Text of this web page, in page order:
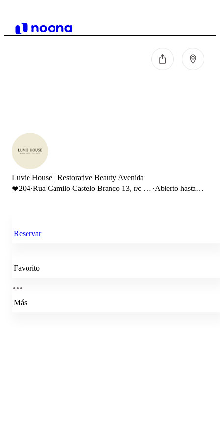
Luvie House | Restorative Beauty Avenida
204·Rua Camilo Castelo Branco 13, r/c -
·Abierto hasta
Reservar
Favorito
Más